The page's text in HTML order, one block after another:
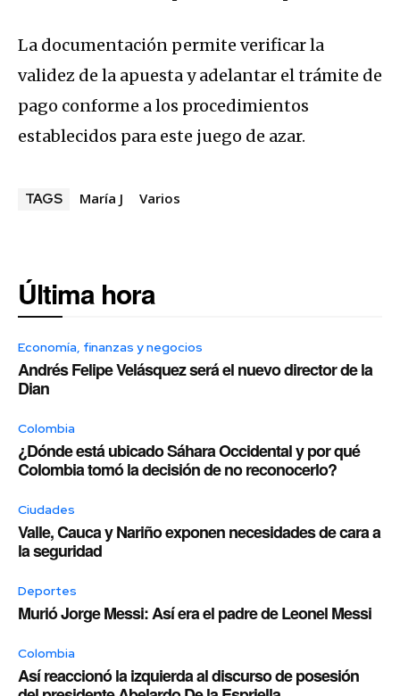
La documentación permite verificar la
validez de la apuesta y adelantar el trámite de
pago conforme a los procedimientos
establecidos para este juego de azar.
TAGS María J Varios
Última hora
Economía, finanzas y negocios
Andrés Felipe Velásquez será el nuevo director de la
Dian
Colombia
¿Dónde está ubicado Sáhara Occidental y por qué
Colombia tomó la decisión de no reconocerlo?
Ciudades
Valle, Cauca y Nariño exponen necesidades de cara a
la seguridad
Deportes
Murió Jorge Messi: Así era el padre de Leonel Messi
Colombia
Así reaccionó la izquierda al discurso de posesión